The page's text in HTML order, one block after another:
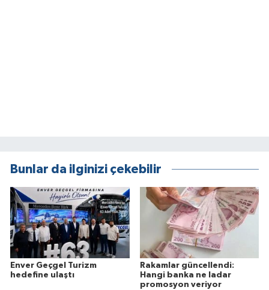
Bunlar da ilginizi çekebilir
Enver Geçgel Turizm
hedefine ulaştı
Rakamlar güncellendi:
Hangi banka ne ladar
promosyon veriyor